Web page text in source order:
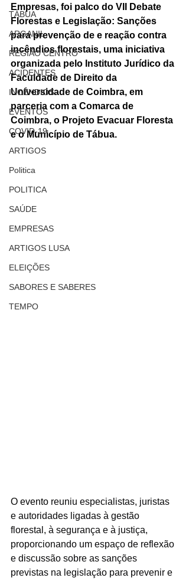
TÁBUA
ARGANIL
REGIÃO CENTRO
ACIDENTES
INCÊNDIOS
EVENTOS
COVID-19
ARTIGOS
Politica
POLITICA
SAÚDE
EMPRESAS
ARTIGOS LUSA
ELEIÇÕES
SABORES E SABERES
TEMPO
Empresas, foi palco do VII Debate
Florestas e Legislação: Sanções
para prevenção de e reação contra
incêndios florestais, uma iniciativa
organizada pelo Instituto Jurídico da
Faculdade de Direito da
Universidade de Coimbra, em
parceria com a Comarca de
Coimbra, o Projeto Evacuar Floresta
e o Município de Tábua.
O evento reuniu especialistas, juristas
e autoridades ligadas à gestão
florestal, à segurança e à justiça,
proporcionando um espaço de reflexão
e discussão sobre as sanções
previstas na legislação para prevenir e